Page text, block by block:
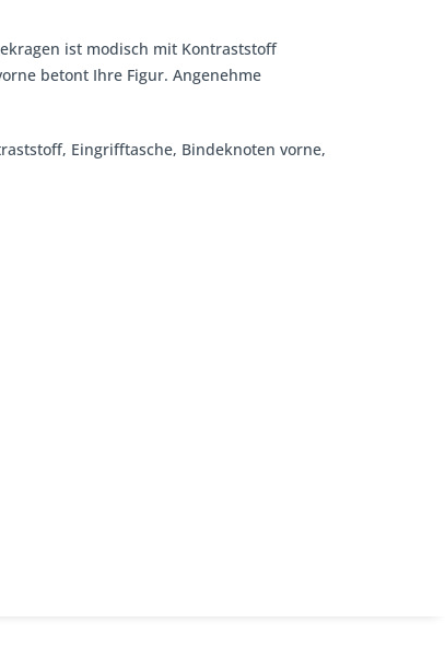
ist modisch mit Kontraststoff
betont Ihre Figur. Angenehme
Eingrifftasche, Bindeknoten vorne,